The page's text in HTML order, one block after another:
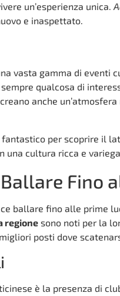
un’esperienza unica.
e inaspettato.
vasta gamma di eventi
qualcosa di
anche
per scoprire il
una cultura ricca e
Fino
ballare fino alle prime
regionesono noti per la
posti dove
è la presenza di